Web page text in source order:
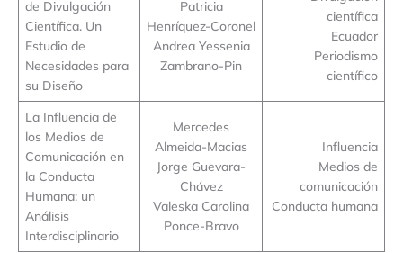
de Divulgación
Científica. Un
Estudio de
Necesidades para
su Diseño
Patricia
Henríquez-Coronel
Andrea Yessenia
Zambrano-Pin
científica
Ecuador
Periodismo
científico
La Influencia de
los Medios de
Comunicación en
la Conducta
Humana: un
Análisis
Interdisciplinario
Mercedes
Almeida-Macias
Jorge Guevara-
Chávez
Valeska Carolina
Ponce-Bravo
Influencia
Medios de
comunicación
Conducta humana